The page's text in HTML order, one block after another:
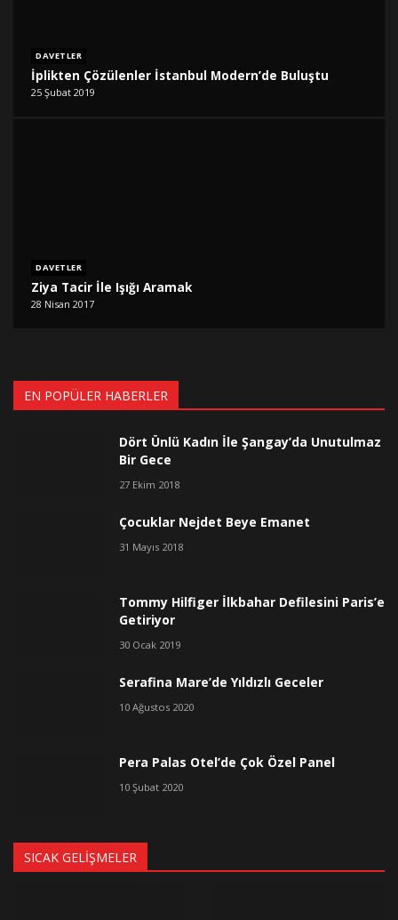
DAVETLER
İplikten Çözülenler İstanbul Modern’de Buluştu
25 Şubat 2019
DAVETLER
Ziya Tacir İle Işığı Aramak
28 Nisan 2017
EN POPÜLER HABERLER
Dört Ünlü Kadın İle Şangay’da Unutulmaz
Bir Gece
27 Ekim 2018
Çocuklar Nejdet Beye Emanet
31 Mayıs 2018
Tommy Hilfiger İlkbahar Defilesini Paris’e
Getiriyor
30 Ocak 2019
Serafina Mare’de Yıldızlı Geceler
10 Ağustos 2020
Pera Palas Otel’de Çok Özel Panel
10 Şubat 2020
SICAK GELIŞMELER